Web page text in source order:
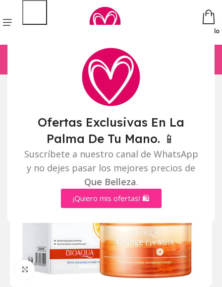
Ofertas Exclusivas En La
Palma De Tu Mano. 📱
Suscríbete a nuestro canal de WhatsApp
y no dejes pasar los mejores precios de
Que Belleza.
¡Quiero mis ofertas! 🛍️
Pedido
Click to enlarge